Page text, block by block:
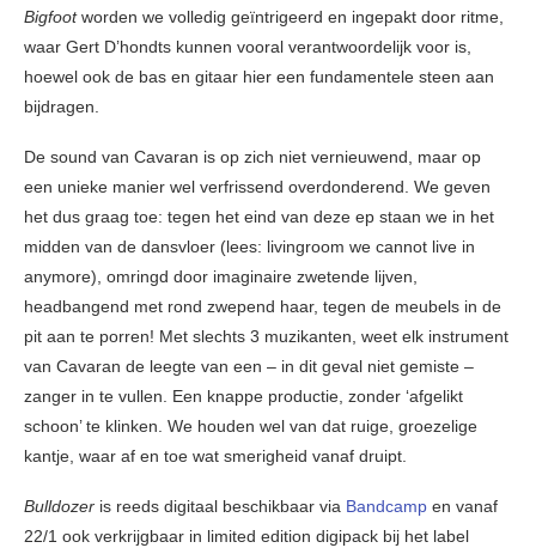
Bigfootworden we volledig geïntrigeerd en ingepakt door ritme,
waar Gert D’hondts kunnen vooral verantwoordelijk voor is,
hoewel ook de bas en gitaar hier een fundamentele steen aan
bijdragen.
De sound van Cavaran is op zich niet vernieuwend, maar op
een unieke manier wel verfrissend overdonderend. We geven
het dus graag toe: tegen het eind van deze ep staan we in het
midden van de dansvloer (lees: livingroom we cannot live in
anymore), omringd door imaginaire zwetende lijven,
headbangend met rond zwepend haar, tegen de meubels in de
pit aan te porren! Met slechts 3 muzikanten, weet elk instrument
van Cavaran de leegte van een – in dit geval niet gemiste –
zanger in te vullen. Een knappe productie, zonder ‘afgelikt
schoon’ te klinken. We houden wel van dat ruige, groezelige
kantje, waar af en toe wat smerigheid vanaf druipt.
Bulldozer is reeds digitaal beschikbaar via Bandcamp en vanaf
22/1 ook verkrijgbaar in limited edition digipack bij het label